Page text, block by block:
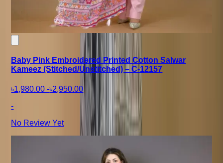
Baby Pink Embroidered Printed Cotton Salwar
Kameez (Stitched/Unstitched) – C-12157
৳1,980.00 -৳2,950.00
-
No Review Yet